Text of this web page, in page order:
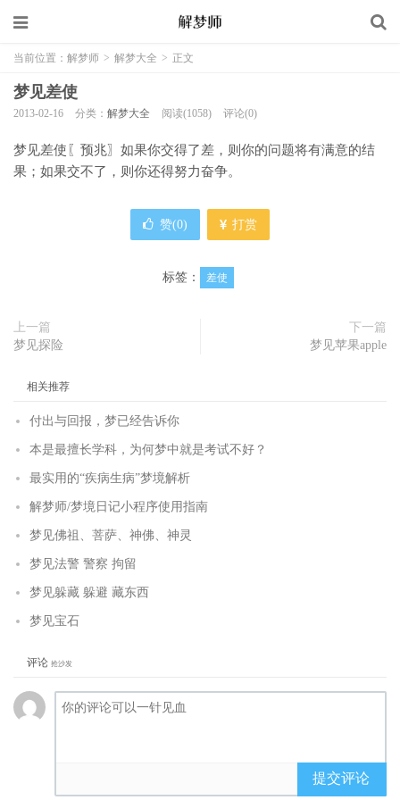
当前位置： 解梦师 > 解梦大全 > 正文
梦见差使
2013-02-16 分类： 解梦大全 阅读(1058) 评论(0)
梦见差使〖预兆〗如果你交得了差，则你的问题将有满意的结
果；如果交不了，则你还得努力奋争。
赞(0) 打赏
标签： 差使
上一篇
梦见探险
下一篇
梦见苹果apple
相关推荐
付出与回报，梦已经告诉你
本是最擅长学科，为何梦中就是考试不好？
最实用的“疾病生病”梦境解析
解梦师/梦境日记小程序使用指南
梦见佛祖、菩萨、神佛、神灵
梦见法警 警察 拘留
梦见躲藏 躲避 藏东西
梦见宝石
评论 抢沙发
提交评论